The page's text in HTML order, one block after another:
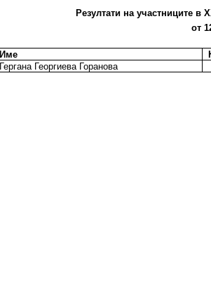
Резултати на участниците в
от
Име
Гергана Георгиева Горанова